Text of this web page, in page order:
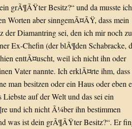
grÃ¶ÃŸter Besitz?“ und da musste ich
Worten aber sinngemÃ¤ÃŸ, dass mein
der Diamantring sei, den ich mir noch zu
Ex-Chefin (der blÃ¶den Schabracke,
enttÃ¤uscht, weil ich nicht ihn oder
Vater nannte. Ich erklÃ¤rte ihm, dass
man besitzen oder ein Haus oder eben
auf der Welt und das sei ein
und ich nicht Ã¼ber ihn bestimmen
was ist dein grÃ¶ÃŸter Besitz?“. Er